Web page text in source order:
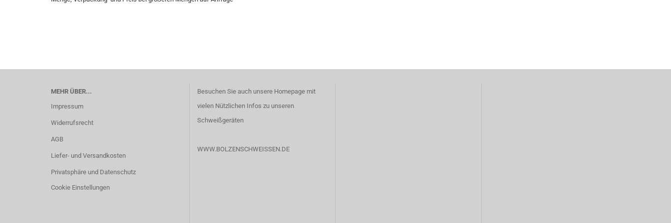
MEHR ÜBER...
Impressum
Widerrufsrecht
AGB
Liefer- und Versandkosten
Privatsphäre und Datenschutz
Cookie Einstellungen
Besuchen Sie auch unsere Homepage mit
vielen Nützlichen Infos zu unseren
Schweißgeräten
WWW.BOLZENSCHWEISSEN.DE